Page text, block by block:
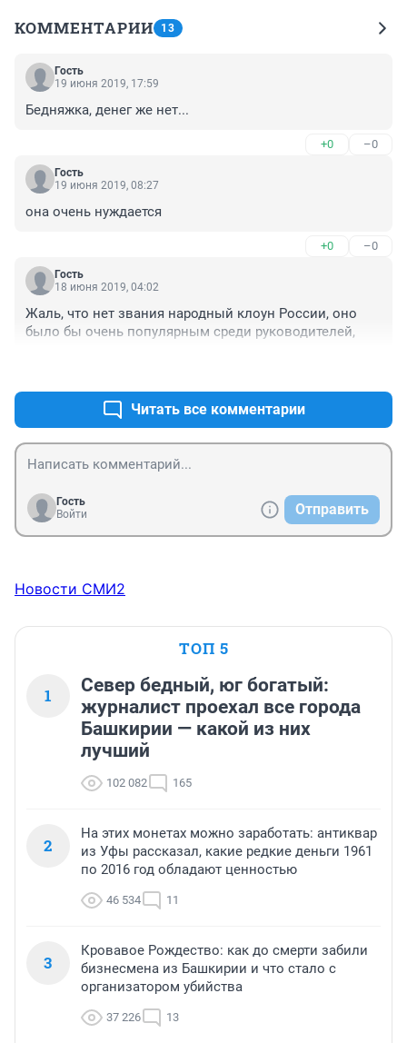
КОММЕНТАРИИ 13
Гость
19 июня 2019, 17:59
Бедняжка, денег же нет...
+0 –0
Гость
19 июня 2019, 08:27
она очень нуждается
+0 –0
Гость
18 июня 2019, 04:02
Жаль, что нет звания народный клоун России, оно
было бы очень популярным среди руководителей,
Читать все комментарии
Гость
Войти
Отправить
Новости СМИ2
ТОП 5
1
Север бедный, юг богатый:
журналист проехал все города
Башкирии — какой из них
лучший
102 082 165
2
На этих монетах можно заработать: антиквар
из Уфы рассказал, какие редкие деньги 1961
по 2016 год обладают ценностью
46 534 11
3
Кровавое Рождество: как до смерти забили
бизнесмена из Башкирии и что стало с
организатором убийства
37 226 13